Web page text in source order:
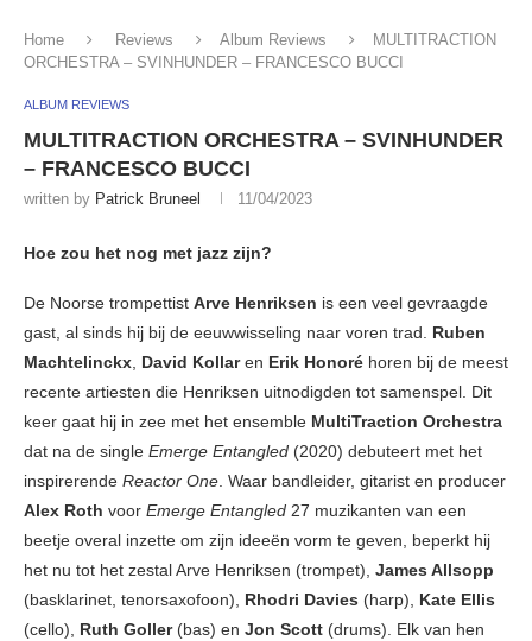
Home Reviews Album Reviews
MULTITRACTION
ORCHESTRA – SVINHUNDER – FRANCESCO BUCCI
ALBUM REVIEWS
MULTITRACTION ORCHESTRA – SVINHUNDER
– FRANCESCO BUCCI
written by Patrick Bruneel 11/04/2023
Hoe zou het nog met jazz zijn?
De Noorse trompettist Arve Henriksen is een veel gevraagde
gast, al sinds hij bij de eeuwwisseling naar voren trad. Ruben
Machtelinckx, David Kollaren Erik Honoré horen bij de meest
recente artiesten die Henriksen uitnodigden tot samenspel. Dit
keer gaat hij in zee met het ensemble MultiTraction Orchestra
dat na de single Emerge Entangled (2020) debuteert met het
inspirerende Reactor One. Waar bandleider, gitarist en producer
Alex Roth voor Emerge Entangled 27 muzikanten van een
beetje overal inzette om zijn ideeën vorm te geven, beperkt hij
het nu tot het zestal Arve Henriksen (trompet), James Allsopp
(basklarinet, tenorsaxofoon), Rhodri Davies (harp), Kate Ellis
(cello), Ruth Goller(bas) en Jon Scott (drums). Elk van hen